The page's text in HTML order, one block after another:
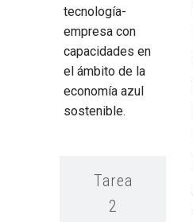
Tarea
2
tecnología-
empresa con
capacidades en
el ámbito de la
economía azul
sostenible.